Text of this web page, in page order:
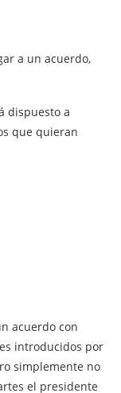
a un acuerdo,
dispuesto a
que quieran
acuerdo con
introducidos por
simplemente no
el presidente